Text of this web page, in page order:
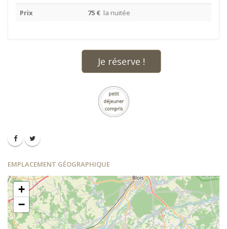
Prix
75 € la nuitée
Je réserve !
EMPLACEMENT GÉOGRAPHIQUE
+
−